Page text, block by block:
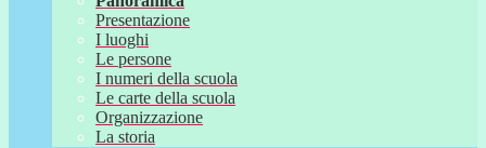
Presentazione
I luoghi
Le persone
I numeri della scuola
Le carte della scuola
Organizzazione
La storia